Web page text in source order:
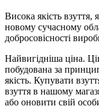
Висока якість взуття,
новому сучасному
добросовісності
Найвигідніша ціна.
побудована за
якість. Купувати
взуття в нашому
або оновити свій